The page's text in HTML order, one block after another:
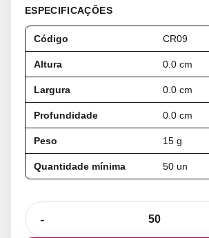
ESPECIFICAÇÕES
Código CR09
Altura 0.0 cm
Largura 0.0 cm
Profundidade 0.0 cm
Peso 15 g
Quantidade mínima 50 un
-